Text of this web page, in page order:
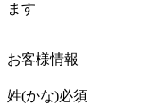
ます
お客様情報
姓(かな)必須